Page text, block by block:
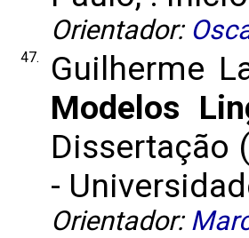
Orientador:
47.
Guilherme
Modelos
Dissertação
-
Orientador: